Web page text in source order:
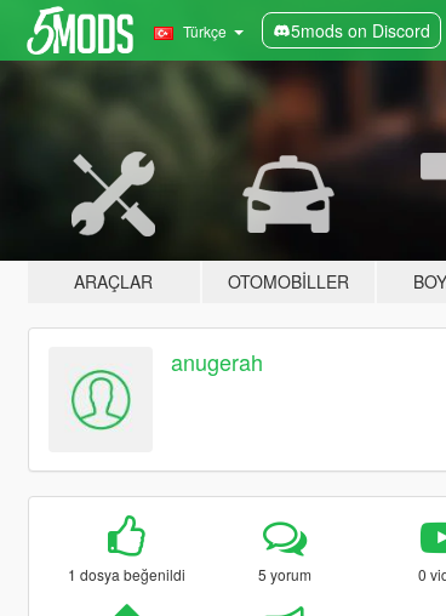
Türkçe 5mods on Discord
ARAÇLAR OTOMOBILLER
anugerah
1 dosya beğenildi 5 yorum 0